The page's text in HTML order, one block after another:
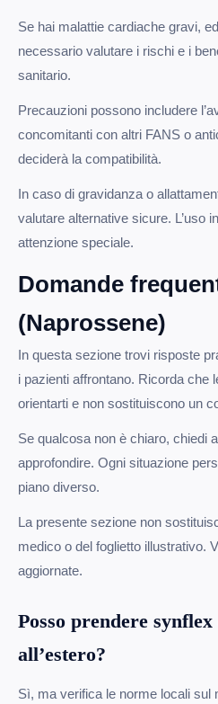
Se hai malattie cardiache gravi,
necessario valutare i rischi e i
sanitario.
Precauzioni possono includere
concomitanti con altri FANS o
deciderà la compatibilità.
In caso di gravidanza o
valutare alternative sicure. L’uso
attenzione speciale.
Domande
(Naprossene)
In questa sezione trovi risposte
i pazienti affrontano. Ricorda che
orientarti e non sostituiscono un
Se qualcosa non è chiaro, chiedi
approfondire. Ogni situazione
piano diverso.
La presente sezione non
medico o del foglietto illustrativo.
aggiornate.
Posso prendere
all’estero?
Sì, ma verifica le norme locali sul